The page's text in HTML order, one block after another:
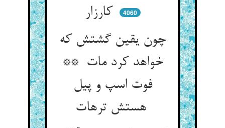
کارزار
4060
چون یقین گشتش که
خواهد کرد مات **
فوت اسپ و پیل
هستش ترهات